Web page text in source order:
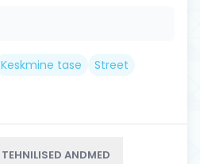
Keskmine tase Street
TEHNILISED ANDMED